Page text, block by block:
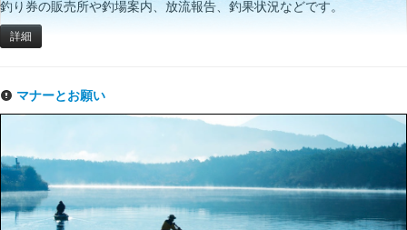
釣り券の販売所や釣場案内、放流報告、釣果状況などです。
詳細
マナーとお願い